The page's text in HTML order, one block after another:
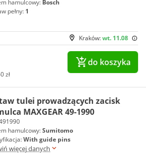
hamulcowy: Bosch
pełny: 1
Kraków:wt. 11.08
zł
do koszyka
tulei prowadzących zacisk
MAXGEAR 49-1990
hamulcowy:Sumitomo
With guide pins
więcej danych